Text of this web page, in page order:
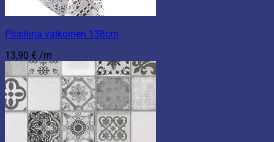
Pitsiliina valkoinen 138cm
13,90 € /m